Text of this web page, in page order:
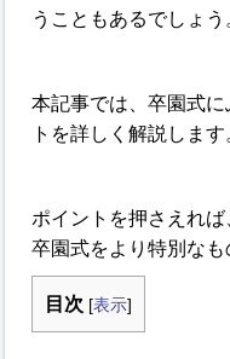
うこともあるでしょう
本記事では、卒園式
トを詳しく解説します
ポイントを押さえれば
卒園式をより特別なも
目次 [表示]